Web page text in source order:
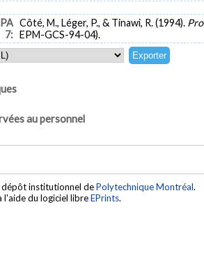
7:
Côté, M., Léger, P., & Tinawi, R. (1994).
EPM-GCS-94-04).
au personnel
institutionnel dePolytechnique Montréal.
l'aide du logiciel libreEPrints.